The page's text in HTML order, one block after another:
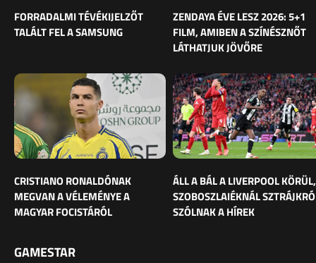
FORRADALMI TÉVÉKIJELZŐT
TALÁLT FEL A SAMSUNG
ZENDAYA ÉVE LESZ 2026: 5+1
FILM, AMIBEN A SZÍNÉSZNŐT
LÁTHATJUK JÖVŐRE
CRISTIANO RONALDÓNAK
MEGVAN A VÉLEMÉNYE A
MAGYAR FOCISTÁRÓL
ÁLL A BÁL A LIVERPOOL KÖRÜL,
SZOBOSZLAIÉKNÁL
SZÓLNAK A HÍREK
GAMESTAR